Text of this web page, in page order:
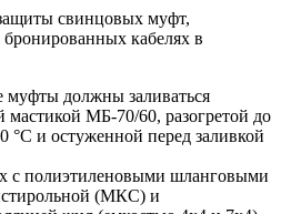
свинцовых муфт,
кабелях в
должны заливаться
мастикой МБ-70/60, разогретой до
°С и остуженной перед заливкой
с полиэтиленовыми шланговыми
(МКС) и